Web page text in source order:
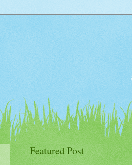
Featured Post